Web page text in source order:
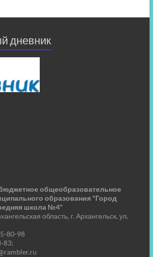
дневник
общеобразовательное
образования "Город
школа №4"
область, г. Архангельск, ул.
80-98
83;